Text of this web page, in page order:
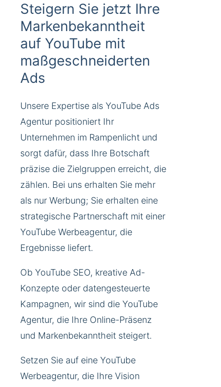
Steigern Sie jetzt Ihre
Markenbekanntheit
auf YouTube mit
maßgeschneiderten
Ads
Unsere Expertise als YouTube Ads
Agentur positioniert Ihr
Unternehmen im Rampenlicht und
sorgt dafür, dass Ihre Botschaft
präzise die Zielgruppen erreicht, die
zählen. Bei uns erhalten Sie mehr
als nur Werbung; Sie erhalten eine
strategische Partnerschaft mit einer
YouTube Werbeagentur, die
Ergebnisse liefert.
Ob YouTube SEO, kreative Ad-
Konzepte oder datengesteuerte
Kampagnen, wir sind die YouTube
Agentur, die Ihre Online-Präsenz
und Markenbekanntheit steigert.
Setzen Sie auf eine YouTube
Werbeagentur, die Ihre Vision